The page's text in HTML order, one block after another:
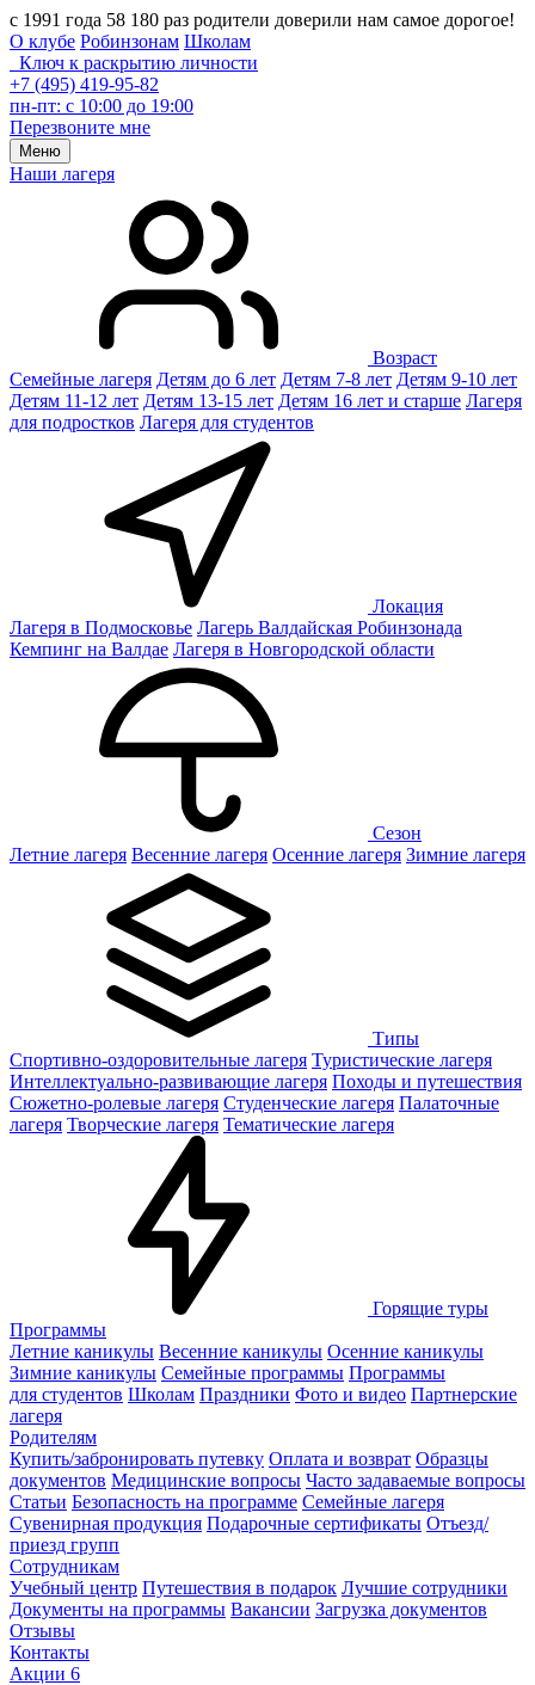
с 1991 года 58 180 раз родители доверили нам самое дорогое!
О клубе Робинзонам Школам
Ключ к раскрытию личности
+7 (495) 419-95-82
пн-пт: с 10:00 до 19:00
Перезвоните мне
Меню
Наши лагеря
Возраст
Семейные лагеря Детям до 6 лет Детям 7-8 лет Детям 9-10 лет
Детям 11-12 лет Детям 13-15 лет Детям 16 лет и старше Лагеря
для подростков Лагеря для студентов
Локация
Лагеря в Подмосковье Лагерь Валдайская Робинзонада
Кемпинг на Валдае Лагеря в Новгородской области
Сезон
Летние лагеря Весенние лагеря Осенние лагеря Зимние лагеря
Типы
Спортивно-оздоровительные лагеря Туристические лагеря
Интеллектуально-развивающие лагеря Походы и путешествия
Сюжетно-ролевые лагеря Студенческие лагеря Палаточные
лагеря Творческие лагеря Тематические лагеря
Горящие туры
Программы
Летние каникулы Весенние каникулы Осенние каникулы
Зимние каникулы Семейные программы Программы
для студентов Школам Праздники Фото и видео Партнерские
лагеря
Родителям
Купить/забронировать путевку Оплата и возврат Образцы
документов Медицинские вопросы Часто задаваемые вопросы
Статьи Безопасность на программе Семейные лагеря
Сувенирная продукция Подарочные сертификаты Отъезд/
приезд групп
Сотрудникам
Учебный центр Путешествия в подарок Лучшие сотрудники
Документы на программы Вакансии Загрузка документов
Отзывы
Контакты
Акции 6